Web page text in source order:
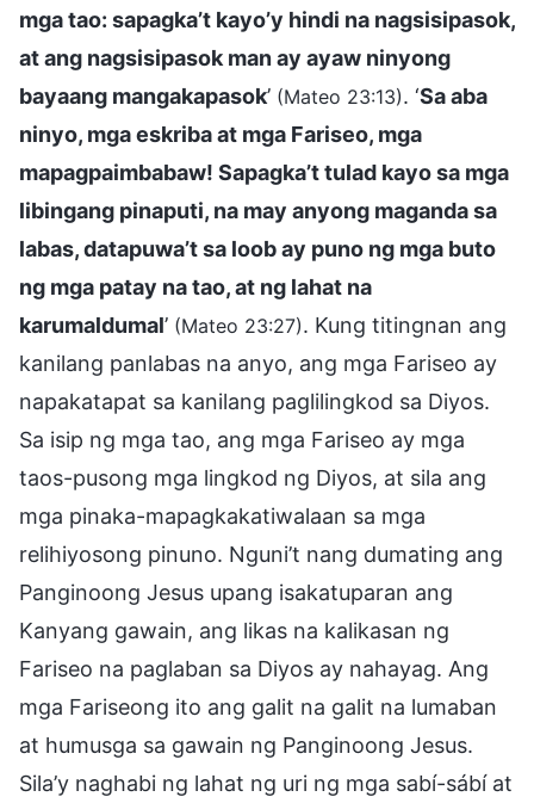
mga tao: sapagka’t kayo’y hindi na nagsisipasok,
at ang nagsisipasok man ay ayaw ninyong
bayaang mangakapasok’ (Mateo 23:13). ‘Sa aba
ninyo, mga eskriba at mga Fariseo, mga
mapagpaimbabaw! Sapagka’t tulad kayo sa mga
libingang pinaputi, na may anyong maganda sa
labas, datapuwa’t sa loob ay puno ng mga buto
ng mga patay na tao, at ng lahat na
karumaldumal’ (Mateo 23:27). Kung titingnan ang
kanilang panlabas na anyo, ang mga Fariseo ay
napakatapat sa kanilang paglilingkod sa Diyos.
Sa isip ng mga tao, ang mga Fariseo ay mga
taos-pusong mga lingkod ng Diyos, at sila ang
mga pinaka-mapagkakatiwalaan sa mga
relihiyosong pinuno. Nguni’t nang dumating ang
Panginoong Jesus upang isakatuparan ang
Kanyang gawain, ang likas na kalikasan ng
Fariseo na paglaban sa Diyos ay nahayag. Ang
mga Fariseong ito ang galit na galit na lumaban
at humusga sa gawain ng Panginoong Jesus.
Sila’y naghabi ng lahat ng uri ng mga sabí-sábí at